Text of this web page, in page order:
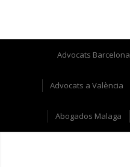
Advocats Barcelona
Advocats a València
Abogados Malaga